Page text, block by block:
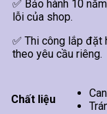
✅ Bảo hành 10
lỗi của shop.
✅ Thi công lắp đặt
theo yêu cầu riêng.
Chất liệu